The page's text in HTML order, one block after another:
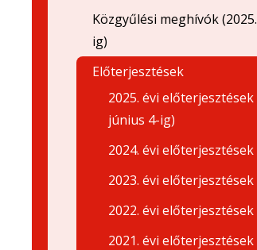
Közgyűlési meghívók
ig)
Előterjesztések
2025. évi előterjesztések
június 4-ig)
2024. évi előterjesztések
2023. évi előterjesztések
2022. évi előterjesztések
2021. évi előterjesztések